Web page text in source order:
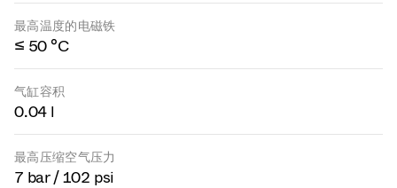
最高温度的电磁铁
≤ 50 °C
气缸容积
0.04 l
最高压缩空气压力
7 bar / 102 psi